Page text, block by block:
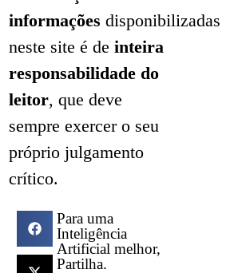
informações disponibilizadas
neste site é de inteira
responsabilidade do
leitor, que deve
sempre exercer o seu
próprio julgamento
crítico.
Para uma
Inteligência
Artificial melhor,
Partilha.